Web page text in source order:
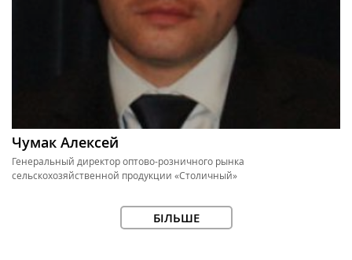
Чумак Алексей
Генеральный директор оптово-розничного рынка
сельскохозяйственной продукции «Столичный»
БІЛЬШЕ